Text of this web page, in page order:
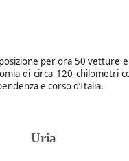
per ora 50 vetture
di circa 120 chilometri
e corso d’Italia.
Uria